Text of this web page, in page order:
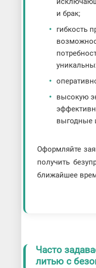
и брак;
гибкость
высокую
выгодные
Оформляйте
получить
ближайшее
Часто
литью с